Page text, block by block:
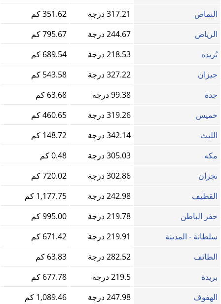
النماص
317.21 درجة
351.62 كم
الرياض
244.67 درجة
795.67 كم
بُريده
218.53 درجة
689.54 كم
جيزان
327.22 درجة
543.58 كم
جدة
99.38 درجة
63.68 كم
خميس
319.26 درجة
460.65 كم
الليث
342.14 درجة
148.72 كم
مكه
305.03 درجة
0.48 كم
نجران
302.86 درجة
720.02 كم
القطيف
242.98 درجة
1,177.75 كم
حفر الباطن
219.78 درجة
995.00 كم
سلطانة - المدينة
219.91 درجة
671.42 كم
الطائف
282.52 درجة
63.83 كم
بريدة
219.5 درجة
677.78 كم
الهفوف
247.98 درجة
1,089.46 كم